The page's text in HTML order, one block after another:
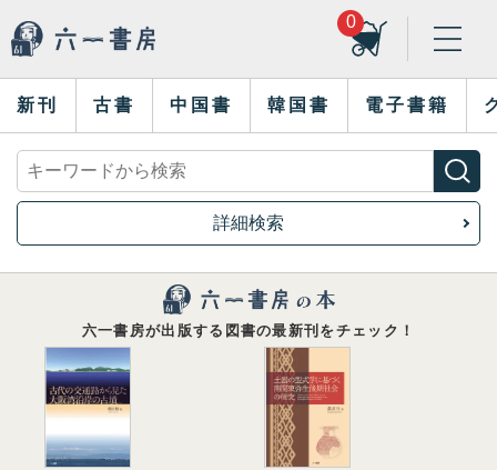
0
新刊 古書 中国書 韓国書 電子書籍
詳細検索
六一書房が出版する図書の最新刊をチェック！